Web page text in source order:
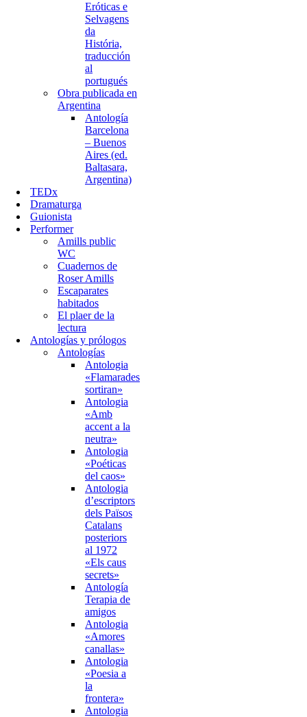
Eróticas e
Selvagens
da
História,
traducción
al
portugués
Obra publicada en
Argentina
Antología
Barcelona
– Buenos
Aires (ed.
Baltasara,
Argentina)
TEDx
Dramaturga
Guionista
Performer
Amills public
WC
Cuadernos de
Roser Amills
Escaparates
habitados
El plaer de la
lectura
Antologías y prólogos
Antologías
Antologia
«Flamarades
sortiran»
Antologia
«Amb
accent a la
neutra»
Antologia
«Poéticas
del caos»
Antologia
d’escriptors
dels Països
Catalans
posteriors
al 1972
«Els caus
secrets»
Antología
Terapia de
amigos
Antologia
«Amores
canallas»
Antologia
«Poesia a
la
frontera»
Antologia